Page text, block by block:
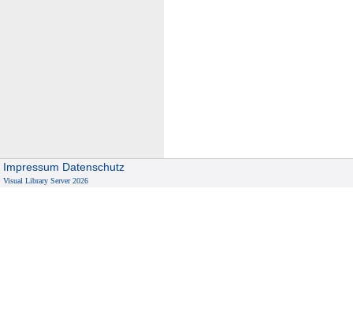
Impressum Datenschutz
Visual Library Server 2026